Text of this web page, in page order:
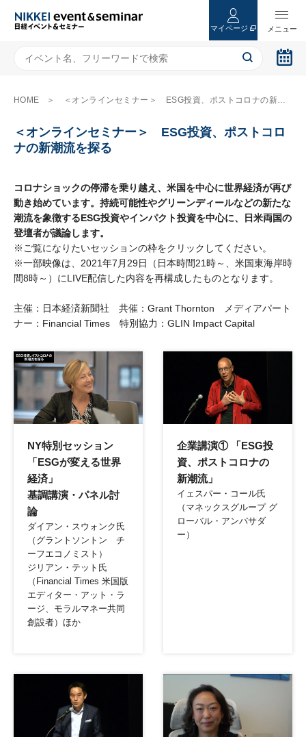
マイページ
HOME ＜オンラインセミナー＞ ESG投資、ポストコロナの新潮流を探る
＜オンラインセミナー＞ ESG投資、ポストコロ
ナの新潮流を探る
コロナショックの停滞を乗り越え、米国を中心に世界経済が再び
動き始めています。持続可能性やグリーンディールなどの新たな
潮流を象徴するESG投資やインパクト投資を中心に、日米両国の
登壇者が議論します。
※ご覧になりたいセッションの枠をクリックしてください。
※一部映像は、2021年7月29日（日本時間21時～、米国東海岸時
間8時～）にLIVE配信した内容を再構成したものとなります。
主催：日本経済新聞社 共催：Grant Thornton メディアパート
ナー：Financial Times 特別協力：GLIN Impact Capital
NY特別セッション
「ESGが変える世界
経済」
基調講演・パネル討
論
ダイアン・スウォンク氏
（グラントソントン チ
ーフエコノミスト）
ジリアン・テット氏
（Financial Times 米国版
エディター・アット・ラ
ージ、モラルマネー共同
創設者）ほか
リンク
企業講演① 「ESG投
資、ポストコロナの
新潮流」
イェスパー・コール氏
（マネックスグループ グ
ローバル・アンバサダ
ー）